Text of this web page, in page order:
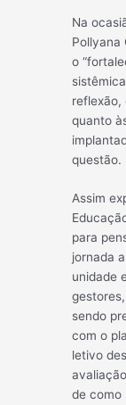
Na
Pollyana
o
reflexão,
quanto
questão.
Assim
para
jornada
unidade
sendo
com o
letivo
de como